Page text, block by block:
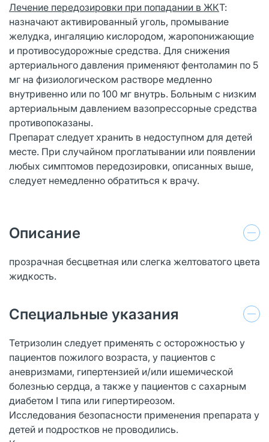
Лечение передозировки при попадании в ЖКТ:
назначают активированный уголь, промывание
желудка, ингаляцию кислородом, жаропонижающие
и противосудорожные средства. Для снижения
артериального давления применяют фентоламин по 5
мг на физиологическом растворе медленно
внутривенно или по 100 мг внутрь. Больным с низким
артериальным давлением вазопрессорные средства
противопоказаны.
Препарат следует хранить в недоступном для детей
месте. При случайном проглатывании или появлении
любых симптомов передозировки, описанных выше,
следует немедленно обратиться к врачу.
Описание
прозрачная бесцветная или слегка желтоватого цвета
жидкость.
Специальные указания
Тетризолин следует применять с осторожностью у
пациентов пожилого возраста, у пациентов с
аневризмами, гипертензией и/или ишемической
болезнью сердца, а также у пациентов с сахарным
диабетом I типа или гипертиреозом.
Исследования безопасности применения препарата у
детей и подростков не проводились.